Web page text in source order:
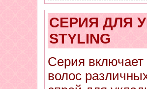
СЕРИЯ ДЛЯ
STYLING
Серия включает
волос